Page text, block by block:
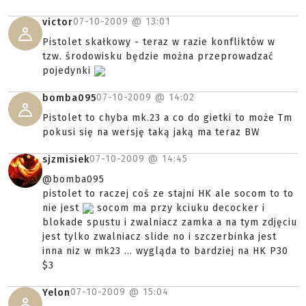
victor07-10-2009 @ 13:01
Pistolet skałkowy - teraz w razie konfliktów w
tzw. środowisku będzie można przeprowadzać
pojedynki
bomba09507-10-2009 @ 14:02
Pistolet to chyba mk.23 a co do gietki to może Tm
pokusi się na wersję taką jaką ma teraz BW
sjzmisiek07-10-2009 @ 14:45
@bomba095
pistolet to raczej coś ze stajni HK ale socom to to
nie jest
socom ma przy kciuku decocker i
blokade spustu i zwalniacz zamka a na tym zdjęciu
jest tylko zwalniacz slide no i szczerbinka jest
inna niz w mk23 ... wygląda to bardziej na HK P30
$3
Yelon07-10-2009 @ 15:04